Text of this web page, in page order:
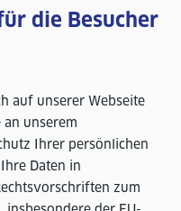
die Besucher
auf unserer Webseite
unserem
Ihrer persönlichen
Daten in
zum